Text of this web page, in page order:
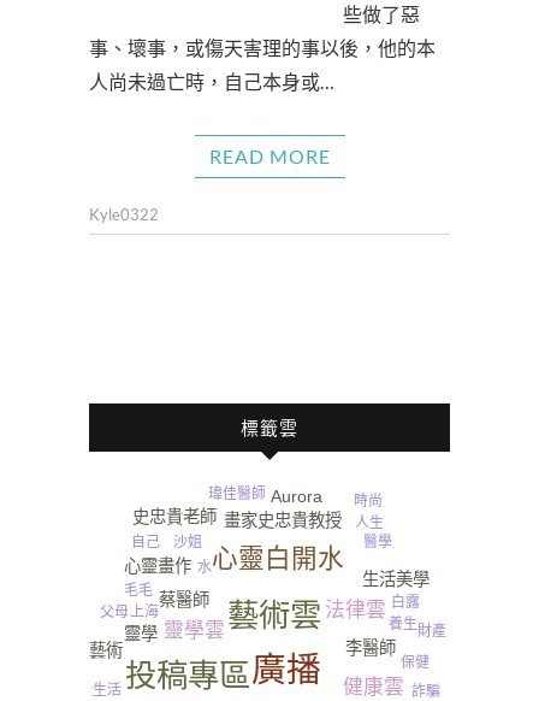
些做了惡
事、壞事，或傷天害理的事以後，他的本
人尚未過亡時，自己本身或…
READ MORE
Kyle0322
標籤雲
廣播
投稿專區
藝術雲
心靈白開水
健康雲
靈學雲
法律雲
李醫師
畫家史忠貴教授
靈學
蔡醫師
心靈畫作
史忠貴老師
生活美學
Aurora
藝術
養生
保健
上海
白露
沙姐 醫學
瑋佳醫師
生活
父母
時尚
詐騙
人生
毛毛
自己
財產
水